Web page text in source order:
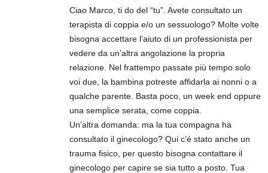
Ciao Marco, ti do del “tu”. Avete consultato un
terapista di coppia e/o un sessuologo? Molte volte
bisogna accettare l’aiuto di un professionista per
vedere da un’altra angolazione la propria
relazione. Nel frattempo passate più tempo solo
voi due, la bambina potreste affidarla ai nonni o a
qualche parente. Basta poco, un week end oppure
una semplice serata, come coppia.
Un’altra domanda: ma la tua compagna ha
consultato il ginecologo? Qui c’é stato anche un
trauma fisico, per questo bisogna contattare il
ginecologo per capire se sia tutto a posto. Tua